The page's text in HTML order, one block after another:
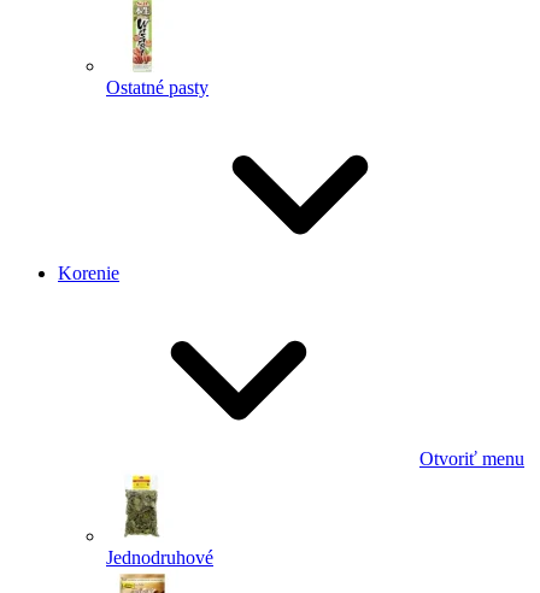
Ostatné pasty
Korenie
Otvoriť menu
Jednodruhové